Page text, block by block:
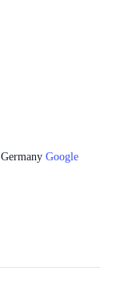
Germany Google